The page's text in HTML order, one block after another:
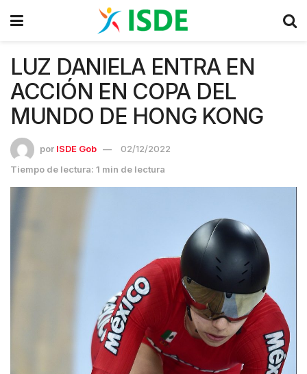
LUZ DANIELA ENTRA EN
ACCIÓN EN COPA DEL
MUNDO DE HONG KONG
por ISDE Gob
02/12/2022
Tiempo de lectura: 1 min de lectura